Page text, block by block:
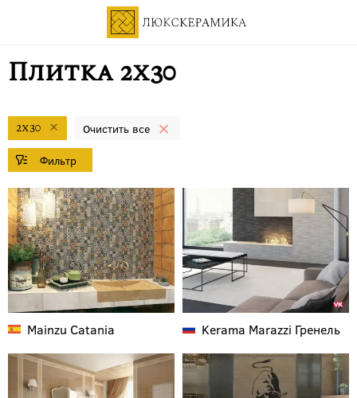
Плитка 2x30
2x30
Mainzu Catania Kerama Marazzi Гренель